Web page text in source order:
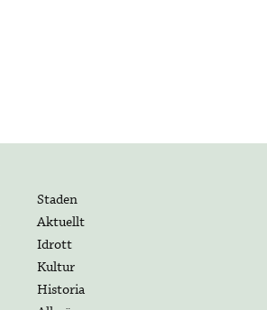
Staden
Aktuellt
Idrott
Kultur
Historia